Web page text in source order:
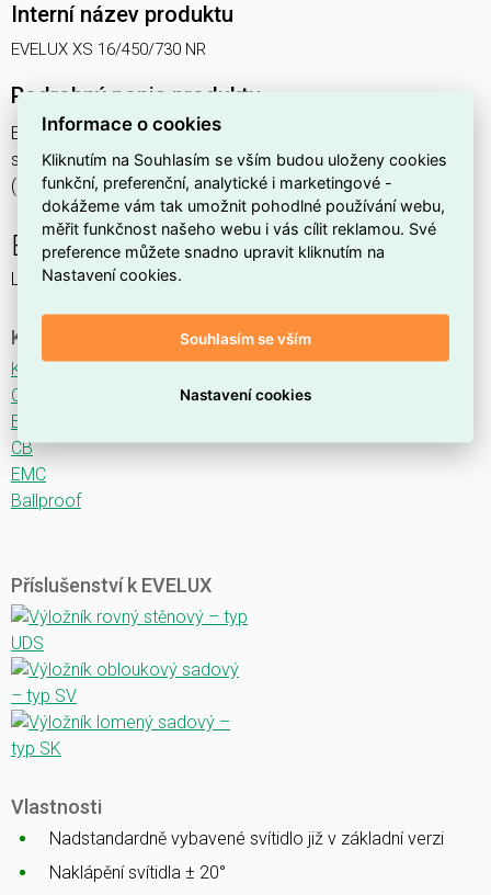
Interní název produktu
EVELUX XS 16/450/730 NR
Podrobný popis produktu
EVELUX XS 16/450/730 NR 26W IP66
svítidlo pouliční s modulem LED, spektrum 730A3, optika NR
(Narrow Road TYPE II ME3)
EVELUX
LED svítidlo pro osvětlení komunikací.
Ke stažení
Katalogový list
CE
ENEC
CB
EMC
Ballproof
Příslušenství k EVELUX
Vlastnosti
Nadstandardně vybavené svítidlo již v základní verzi
Naklápění svítidla ± 20°
Informace o cookies
Kliknutím na Souhlasím se vším budou uloženy cookies
funkční, preferenční, analytické i marketingové -
dokážeme vám tak umožnit pohodlné používání webu,
měřit funkčnost našeho webu i vás cílit reklamou. Své
preference můžete snadno upravit kliknutím na
Nastavení cookies.
Souhlasím se vším
Nastavení cookies